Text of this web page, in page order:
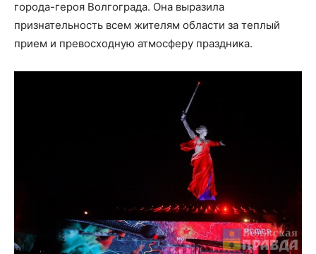
города-героя Волгограда. Она выразила
признательность всем жителям области за теплый
прием и превосходную атмосферу праздника.